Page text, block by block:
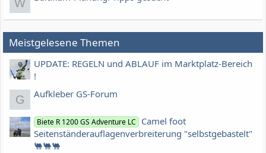
W
Meistgelesene Themen
UPDATE: REGELN und ABLAUF im Marktplatz-Bereich
!
G Aufkleber GS-Forum
Biete R 1200 GS Adventure LC
Camel foot
Seitenständerauflagenverbreiterung "selbstgebastelt"
🐫🐫🐫